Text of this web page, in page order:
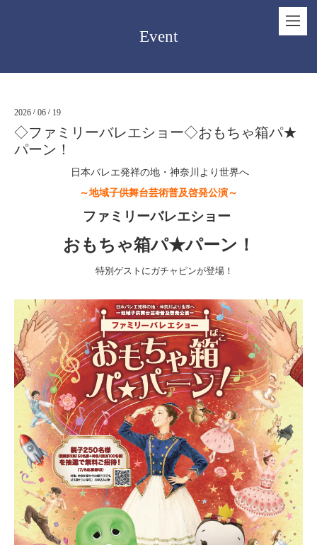
Event
2026 / 06 / 19
◇ファミリーバレエショー◇おもちゃ箱パ★
パーン！
日本バレエ発祥の地・神奈川より世界へ
～地域子供舞台芸術普及啓発公演～
ファミリーバレエショー
おもちゃ箱パ★パーン！
特別ゲストにガチャピンが登場！